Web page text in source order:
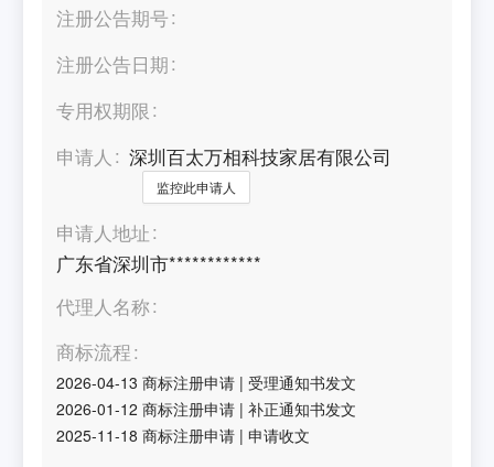
注册公告期号
注册公告日期
专用权期限
申请人
深圳百太万相科技家居有限公司
监控此申请人
申请人地址
广东省深圳市************
代理人名称
商标流程
2026-04-13 商标注册申请 |受理通知书发文
2026-01-12 商标注册申请 |补正通知书发文
2025-11-18 商标注册申请 |申请收文